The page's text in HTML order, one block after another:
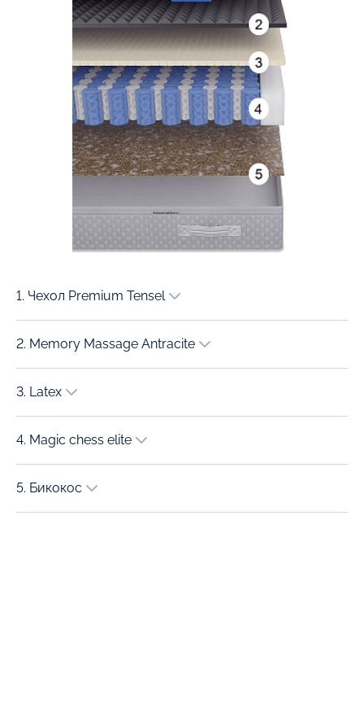
1. Чехол Premium Tensel
2. Memory Massage Antracite
3. Latex
4. Magic chess elite
5. Бикокос